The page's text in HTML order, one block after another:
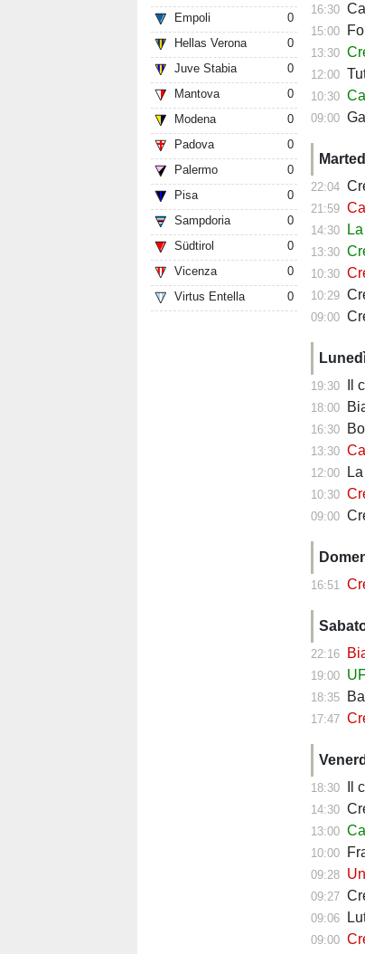
Empoli
0
Hellas Verona
0
Juve Stabia
0
Mantova
0
Modena
0
Padova
0
Palermo
0
Pisa
0
Sampdoria
0
Südtirol
0
Vicenza
0
Virtus Entella
0
16:30
15:00
13:30
12:00
10:30
09:00
22:04
21:59
14:30
13:30
10:30
10:29
09:00
19:30 Il
18:00
16:30
13:30
12:00 La
10:30
09:00
16:51
22:16
19:00
18:35
17:47
18:30 Il
14:30
13:00
10:00
09:28
09:27
09:06
09:00